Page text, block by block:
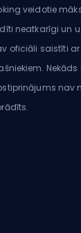
veidotie
neatkarīgi un
oficiāli saistīti
nav